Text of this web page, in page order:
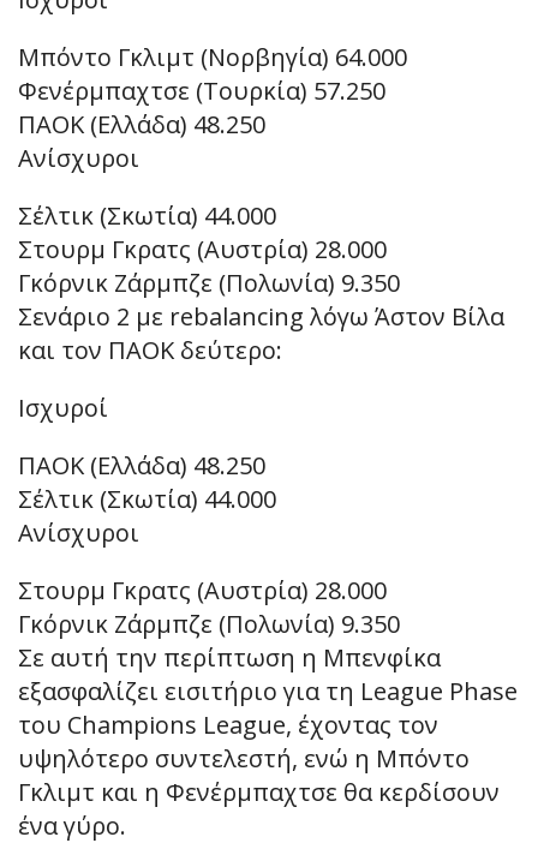
Μπόντο Γκλιμτ (Νορβηγία) 64.000
Φενέρμπαχτσε (Τουρκία) 57.250
ΠΑΟΚ (Ελλάδα) 48.250
Ανίσχυροι
Σέλτικ (Σκωτία) 44.000
Στουρμ Γκρατς (Αυστρία) 28.000
Γκόρνικ Ζάρμπζε (Πολωνία) 9.350
Σενάριο 2 με rebalancing λόγω Άστον Βίλα
και τον ΠΑΟΚ δεύτερο:
Ισχυροί
ΠΑΟΚ (Ελλάδα) 48.250
Σέλτικ (Σκωτία) 44.000
Ανίσχυροι
Στουρμ Γκρατς (Αυστρία) 28.000
Γκόρνικ Ζάρμπζε (Πολωνία) 9.350
Σε αυτή την περίπτωση η Μπενφίκα
εξασφαλίζει εισιτήριο για τη League Phase
του Champions League, έχοντας τον
υψηλότερο συντελεστή, ενώ η Μπόντο
Γκλιμτ και η Φενέρμπαχτσε θα κερδίσουν
ένα γύρο.